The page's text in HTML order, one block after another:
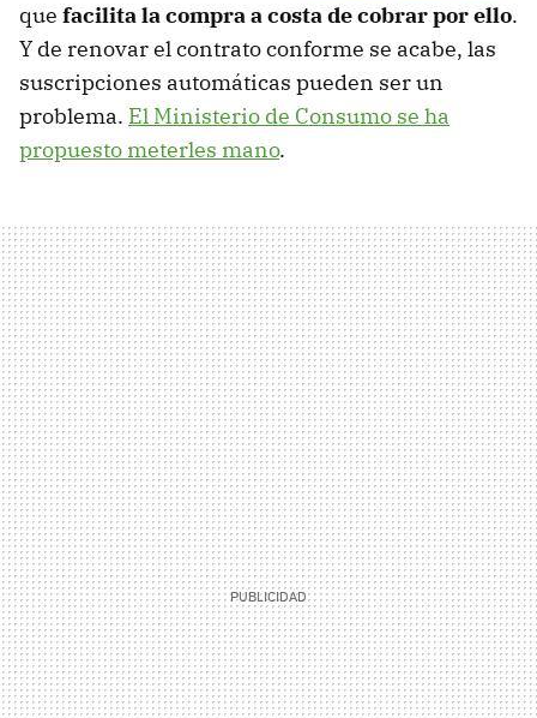
que facilita la compra a costa de cobrar por ello.
Y de renovar el contrato conforme se acabe, las
suscripciones automáticas pueden ser un
problema. El Ministerio de Consumo se ha
propuesto meterles mano.